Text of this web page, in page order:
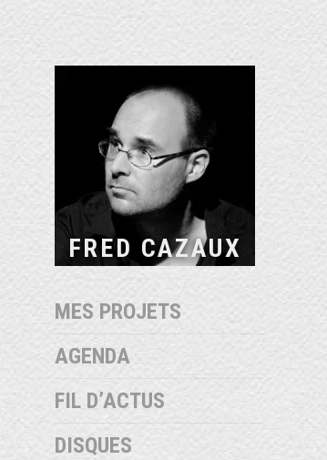
FRED CAZAUX
MES PROJETS
AGENDA
FIL D’ACTUS
DISQUES